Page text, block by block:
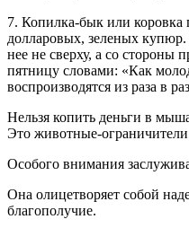
7. Копилка-бык или коровка
долларовых, зеленых
нее не сверху, а со стороны
пятницу словами: «Как
воспроизводятся из раза в
Нельзя копить деньги в
Это животные-
Особого внимания
Она олицетворяет собой
благополучие.